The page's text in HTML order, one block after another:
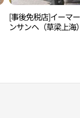
[事後免税店]イーマ
ンサンヘ（草梁上海